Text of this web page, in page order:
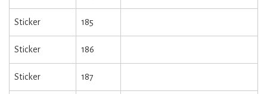
Sticker 185
Sticker 186
Sticker 187